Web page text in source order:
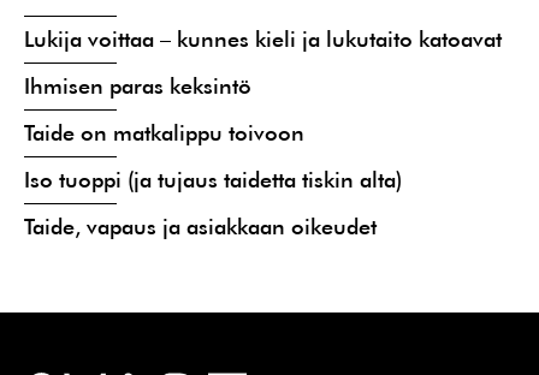
Lukija voittaa – kunnes kieli ja lukutaito katoavat
Ihmisen paras keksintö
Taide on matkalippu toivoon
Iso tuoppi (ja tujaus taidetta tiskin alta)
Taide, vapaus ja asiakkaan oikeudet